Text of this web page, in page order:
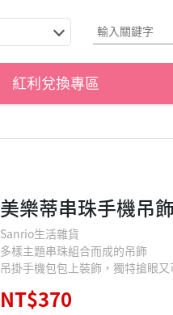
紅利兌換專區
美樂蒂串珠手機吊
Sanrio生活雜貨
多樣主題串珠組合而成的吊飾
吊掛手機包包上裝飾，獨特搶眼又
NT$370